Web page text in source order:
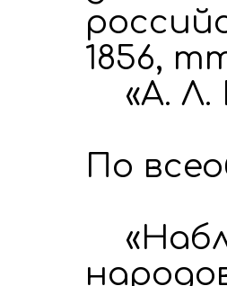
1856,
«А. Л.
По